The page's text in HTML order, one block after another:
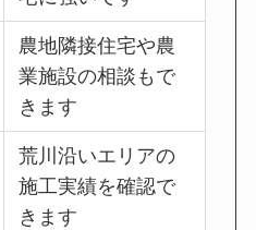
農地隣接住宅や農
業施設の相談もで
きます
荒川沿いエリアの
施工実績を確認で
きます